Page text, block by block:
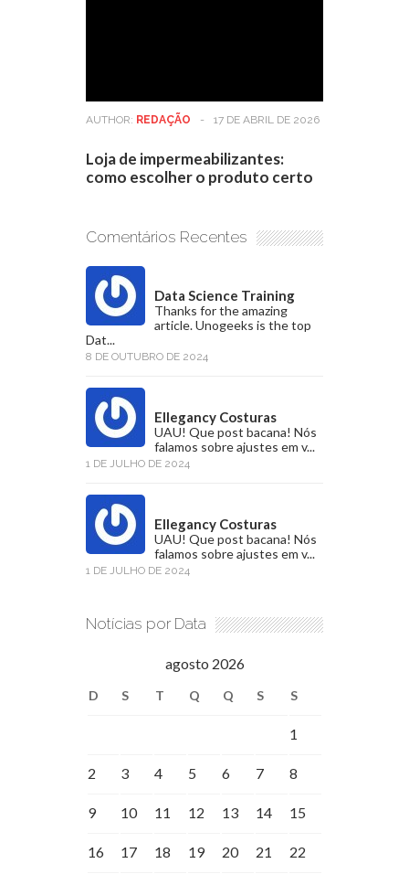
AUTHOR: REDAÇÃO - 17 DE ABRIL DE 2026
Loja de impermeabilizantes:
como escolher o produto certo
Comentários Recentes
Data Science Training
Thanks for the amazing
article. Unogeeks is the top
Dat...
8 DE OUTUBRO DE 2024
Ellegancy Costuras
UAU! Que post bacana! Nós
falamos sobre ajustes em v...
1 DE JULHO DE 2024
Ellegancy Costuras
UAU! Que post bacana! Nós
falamos sobre ajustes em v...
1 DE JULHO DE 2024
Notícias por Data
agosto 2026
D S T Q Q S S
1
2 3 4 5 6 7 8
9 10 11 12 13 14 15
16 17 18 19 20 21 22